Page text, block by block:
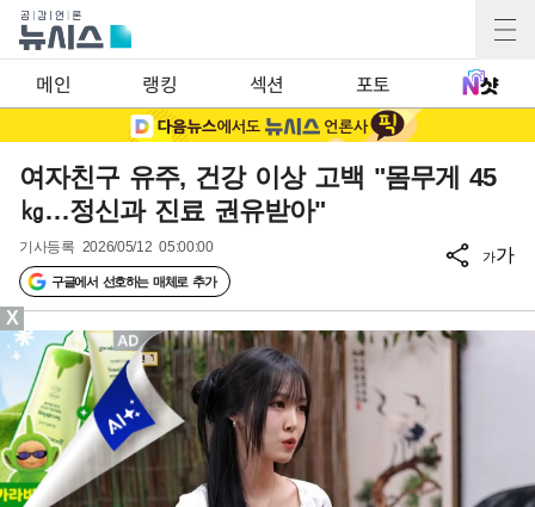
메인 랭킹 섹션 포토
여자친구 유주, 건강 이상 고백 "몸무게 45
㎏…정신과 진료 권유받아"
기사등록 2026/05/12 05:00:00
구글에서 선호하는 매체로 추가
가가
X